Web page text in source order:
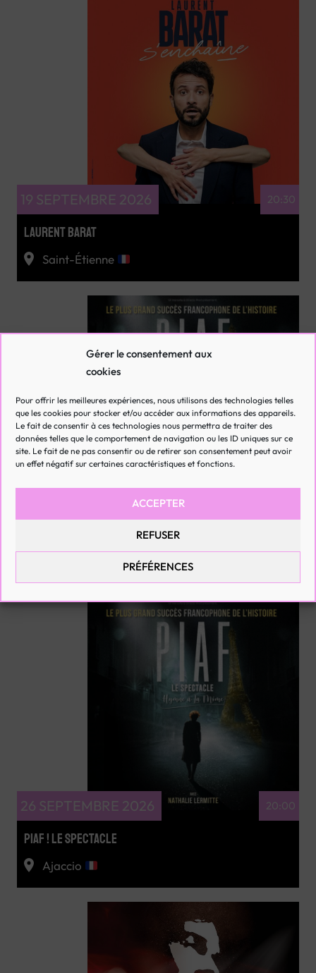
Gérer le consentement aux
cookies
Pour offrir les meilleures expériences, nous utilisons des technologies telles
que les cookies pour stocker et/ou accéder aux informations des appareils.
Le fait de consentir à ces technologies nous permettra de traiter des
données telles que le comportement de navigation ou les ID uniques sur ce
site. Le fait de ne pas consentir ou de retirer son consentement peut avoir
un effet négatif sur certaines caractéristiques et fonctions.
ACCEPTER
REFUSER
PRÉFÉRENCES
RÉSERVEZ
19 SEPTEMBRE 2026 20:30
LAURENT BARAT
Saint-Étienne
RÉSERVEZ
20 SEPTEMBRE 2026
Rio de Janeiro (BR)
RÉSERVEZ
26 SEPTEMBRE 2026 20:00
PIAF ! LE SPECTACLE
Ajaccio